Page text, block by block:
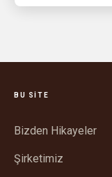
BU SITE
Bizden Hikayeler
Şirketimiz